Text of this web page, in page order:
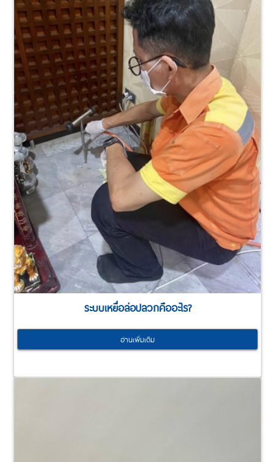
ระบบเหยื่อล่อปลวกคืออะไร?
อ่านเพิ่มเติม